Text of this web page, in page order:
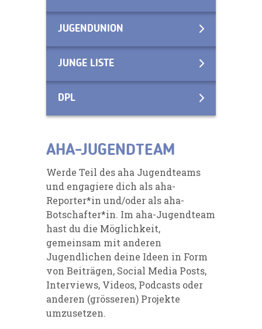
JUGENDUNION
JUNGE LISTE
DPL
AHA-JUGENDTEAM
Werde Teil des aha Jugendteams
und engagiere dich als aha-
Reporter*in und/oder als aha-
Botschafter*in. Im aha-Jugendteam
hast du die Möglichkeit,
gemeinsam mit anderen
Jugendlichen deine Ideen in Form
von Beiträgen, Social Media Posts,
Interviews, Videos, Podcasts oder
anderen (grösseren) Projekte
umzusetzen.